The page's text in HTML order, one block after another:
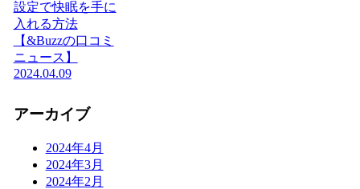
設定で快眠を手に
入れる方法
【&Buzzの口コミ
ニュース】
2024.04.09
アーカイブ
2024年4月
2024年3月
2024年2月